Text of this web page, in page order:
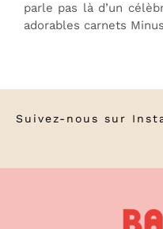
parle pas là d’un
adorables carnets
Suivez-nous sur